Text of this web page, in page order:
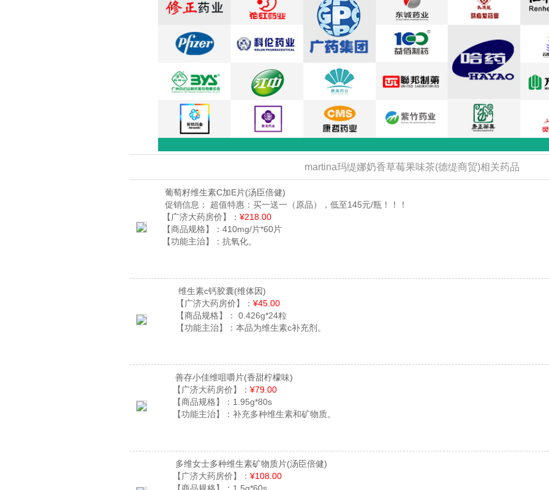
martina玛缇娜奶香草莓果味茶(德缇商贸)相关药品
葡萄籽维生素C加E片(汤臣倍健)
促销信息：
超值特惠：买一送一（原品），低至145元/瓶！！！
【广济大药房价】： ¥218.00
【商品规格】： 410mg/片*60片
【功能主治】： 抗氧化。
维生素c钙胶囊(维体因)
【广济大药房价】： ¥45.00
【商品规格】：
0.426g*24粒
【功能主治】： 本品为维生素c补充剂。
善存小佳维咀嚼片(香甜柠檬味)
【广济大药房价】： ¥79.00
【商品规格】： 1.95g*80s
【功能主治】： 补充多种维生素和矿物质。
多维女士多种维生素矿物质片(汤臣倍健)
【广济大药房价】： ¥108.00